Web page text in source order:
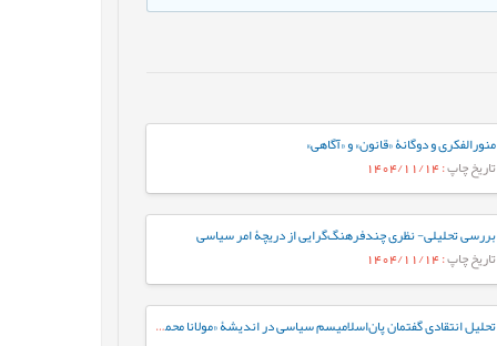
منورالفکری و دوگانۀ «قانون» و «آگاهی»
تاریخ چاپ: 1404/11/14
بررسی تحلیلی- نظری چندفرهنگ‌گرایی از دریچۀ امر سیاسی
تاریخ چاپ: 1404/11/14
تحلیل انتقادی گفتمان پان‌اسلامیسم سیاسی در اندیشۀ «مولانا محمد برکت‌الله بوپالی» (هندوستانی) در کتاب «خلافت» (چاپ 1924 میلادی)